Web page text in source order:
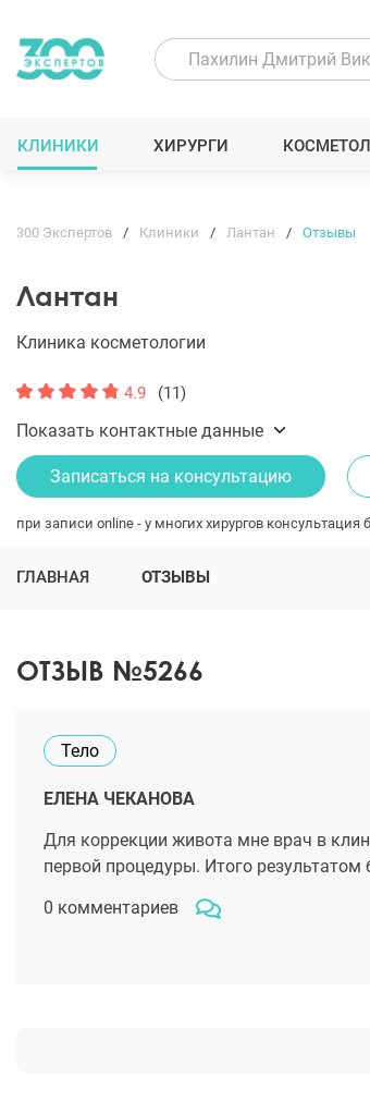
КЛИНИКИ ХИРУРГИ
300 Экспертов Клиники Лантан Отзывы
Лантан
Клиника косметологии
4.9 (11)
Показать контактные данные
Записаться на консультацию
при записи online - у многих хирургов консультация
ГЛАВНАЯ ОТЗЫВЫ
ОТЗЫВ №5266
Тело
ЕЛЕНА ЧЕКАНОВА
Для коррекции живота мне врач в
первой процедуры. Итого
0 комментариев